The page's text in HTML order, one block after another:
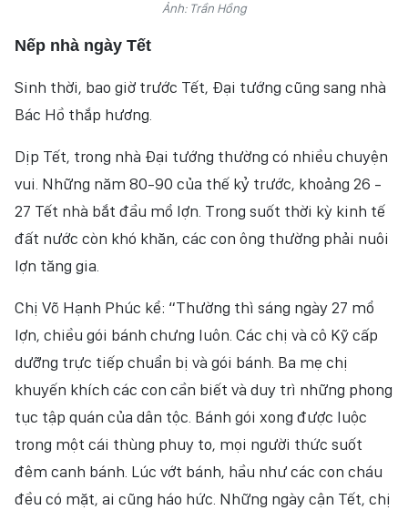
Ảnh: Trần Hồng
Nếp nhà ngày Tết
Sinh thời, bao giờ trước Tết, Đại tướng cũng sang nhà
Bác Hồ thắp hương.
Dịp Tết, trong nhà Đại tướng thường có nhiều chuyện
vui. Những năm 80-90 của thế kỷ trước, khoảng 26 -
27 Tết nhà bắt đầu mổ lợn. Trong suốt thời kỳ kinh tế
đất nước còn khó khăn, các con ông thường phải nuôi
lợn tăng gia.
Chị Võ Hạnh Phúc kể: “Thường thì sáng ngày 27 mổ
lợn, chiều gói bánh chưng luôn. Các chị và cô Kỹ cấp
dưỡng trực tiếp chuẩn bị và gói bánh. Ba mẹ chị
khuyến khích các con cần biết và duy trì những phong
tục tập quán của dân tộc. Bánh gói xong được luộc
trong một cái thùng phuy to, mọi người thức suốt
đêm canh bánh. Lúc vớt bánh, hầu như các con cháu
đều có mặt, ai cũng háo hức. Những ngày cận Tết, chị